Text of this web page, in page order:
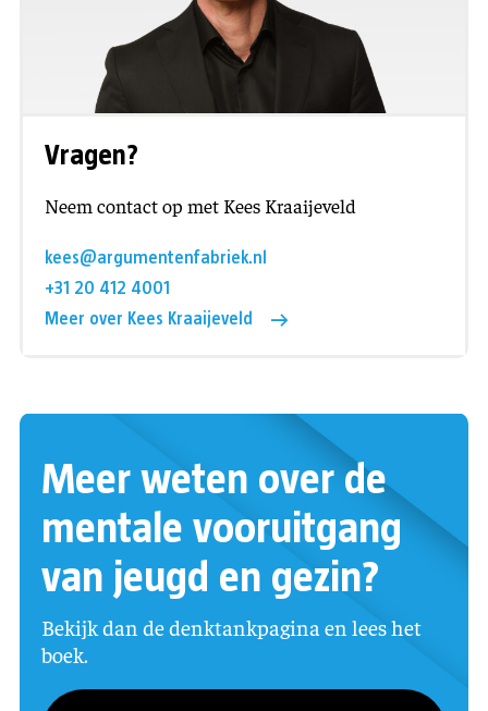
Vragen?
Neem contact op met Kees Kraaijeveld
kees@argumentenfabriek.nl
+31 20 412 4001
Meer over Kees Kraaijeveld
Meer weten over de
mentale vooruitgang
van jeugd en gezin?
Bekijk dan de denktankpagina en lees het
boek.